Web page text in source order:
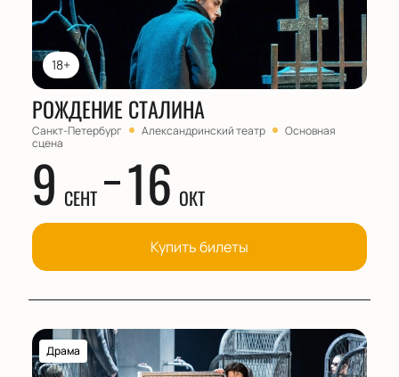
18+
РОЖДЕНИЕ СТАЛИНА
Санкт-Петербург Александринский театр
Основная
сцена
9 СЕНТ 16 ОКТ
Купить билеты
Драма